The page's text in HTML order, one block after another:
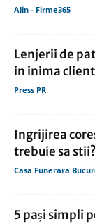
Alin - Firme365
Lenjerii de
in inima
Press PR
Ingrijirea
trebuie sa stii?
Casa Funerara
5 pași simpli